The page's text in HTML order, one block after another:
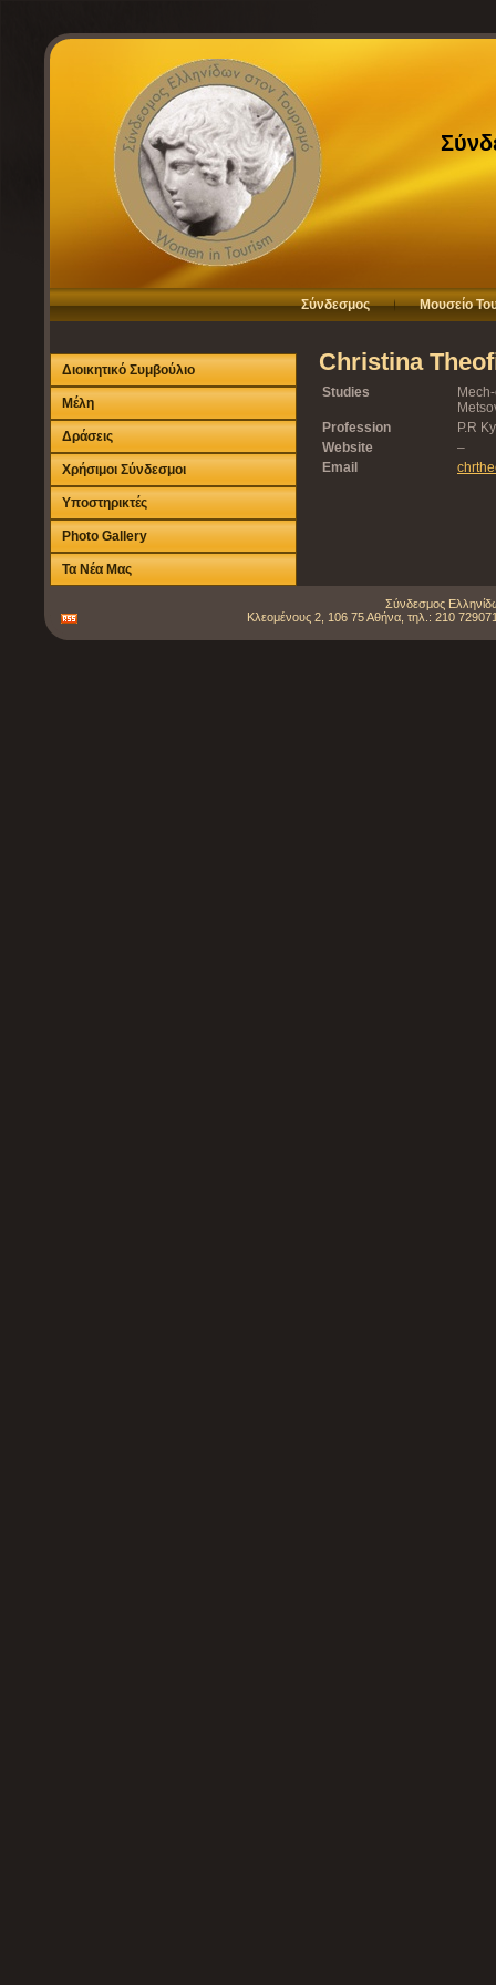
Σύνδεσμος Μουσείο
Διοικητικό Συμβούλιο
Μέλη
Δράσεις
Χρήσιμοι Σύνδεσμοι
Υποστηρικτές
Photo Gallery
Τα Νέα Μας
Christina
Studies
Profession
P.R
Website
–
Email
Σύνδεσμος
Κλεομένους 2, 106 75 Αθήνα, τηλ.: 210